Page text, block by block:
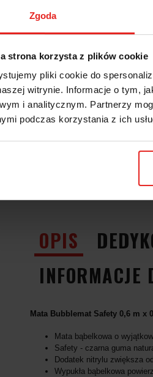
Zgoda
strona korzysta z plików cookie
pliki cookie do
witrynie. Informacje o tym,
i analitycznym. Partnerzy
podczas korzystania z ich
OPIS
INFORMACJE
Mata Bubblemat Safety 0,6 m x
Mata bąbelkowa o
Safety - czarna guma
Dodatek nitrylu zwiększa
Wypukła bąbelkowa